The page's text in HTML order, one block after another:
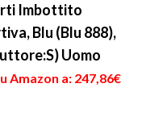
Imbottito
Blu (Blu 888),
Uomo
Amazon a: 247,86€